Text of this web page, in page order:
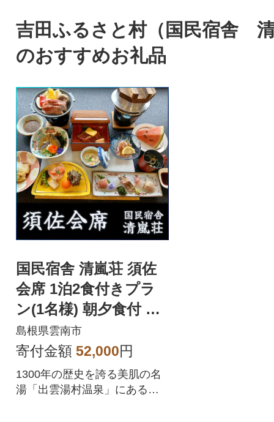
吉田ふるさと村（国民宿舎
のおすすめお礼品
国民宿舎 清嵐荘 須佐
会席 1泊2食付きプラ
ン(1名様) 朝夕食付 宿
泊チケット
島根県雲南市
寄付金額 52,000円
1300年の歴史を誇る美肌の名
湯「出雲湯村温泉」にある山